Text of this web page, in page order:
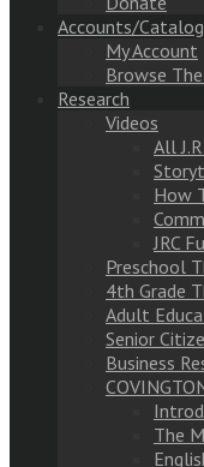
Accounts/
My Account
Browse
Research
Videos
All
How
JRC
Preschool
4th Grade
Adult
Senior
Business
The